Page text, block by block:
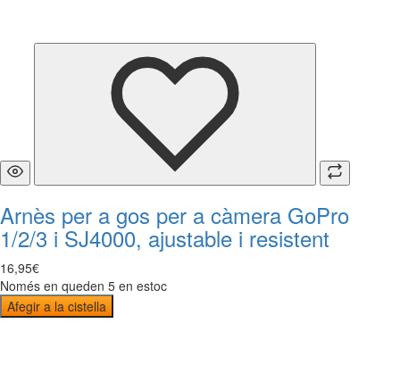
Arnès per a gos per a càmera GoPro
1/2/3 i SJ4000, ajustable i resistent
16,95€
Només en queden 5 en estoc
Afegir a la cistella